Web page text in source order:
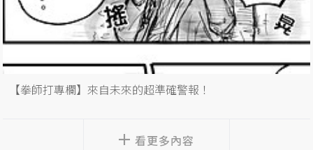
【拳師打專欄】來自未來的超準確警報！
看更多內容